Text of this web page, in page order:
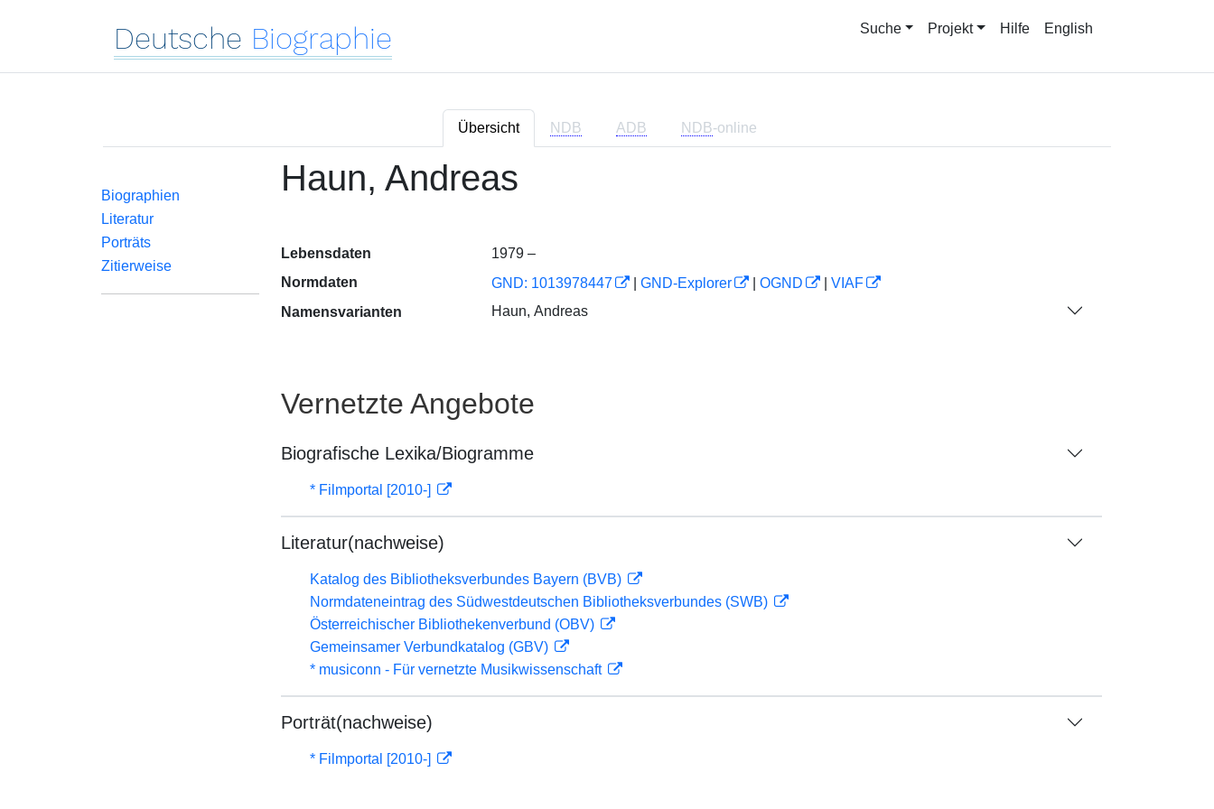
Deutsche Biographie Suche Projekt Hilfe English
Übersicht NDB ADB NDB-online
Biographien
Literatur
Porträts
Zitierweise
Haun, Andreas
Lebensdaten
1979 –
Normdaten
GND: 1013978447 GND-Explorer OGND
VIAF
Namensvarianten
Haun, Andreas
Vernetzte Angebote
Biografische Lexika/Biogramme
* Filmportal [2010-]
Literatur(nachweise)
Katalog des Bibliotheksverbundes Bayern (BVB)
Normdateneintrag des Südwestdeutschen Bibliotheksverbundes (SWB)
Österreichischer Bibliothekenverbund (OBV)
Gemeinsamer Verbundkatalog (GBV)
* musiconn - Für vernetzte Musikwissenschaft
Porträt(nachweise)
* Filmportal [2010-]